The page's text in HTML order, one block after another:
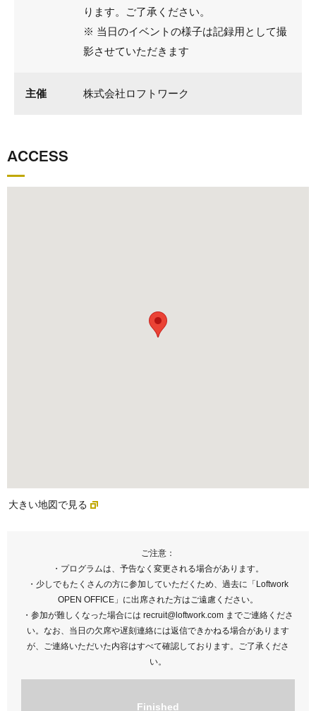
ります。ご了承ください。
※ 当日のイベントの様子は記録用として撮
影させていただきます
主催 株式会社ロフトワーク
ACCESS
大きい地図で見る
ご注意：
・プログラムは、予告なく変更される場合があります。
・少しでもたくさんの方に参加していただくため、過去に「Loftwork
OPEN OFFICE」に出席された方はご遠慮ください。
・参加が難しくなった場合には recruit@loftwork.com までご連絡くださ
い。なお、当日の欠席や遅刻連絡には返信できかねる場合があります
が、ご連絡いただいた内容はすべて確認しております。ご了承くださ
い。
Finished